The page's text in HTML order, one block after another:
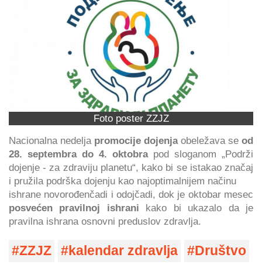
Foto poster ZZJZ
Nacionalna nedelja promocije dojenja obeležava se od
28. septembra do 4. oktobrapod sloganom „Podrži
dojenje - za zdraviju planetu“, kako bi se istakao značaj
i pružila podrška dojenju kao najoptimalnijem načinu
ishrane novorođenčadi i odojčadi, dok je oktobar mesec
posvećen pravilnoj ishrani kako bi ukazalo da je
pravilna ishrana osnovni preduslov zdravlja.
ZZJZ kalendar zdravlja Društvo